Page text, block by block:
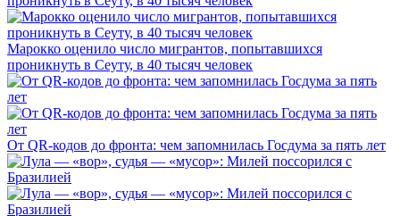
Марокко оценило число мигрантов, попытавшихся
проникнуть в Сеуту, в 40 тысяч человек
От QR-кодов до фронта: чем запомнилась Госдума за пять лет